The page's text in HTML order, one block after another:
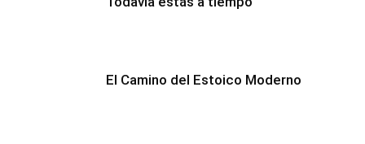
El Camino del Estoico Moderno